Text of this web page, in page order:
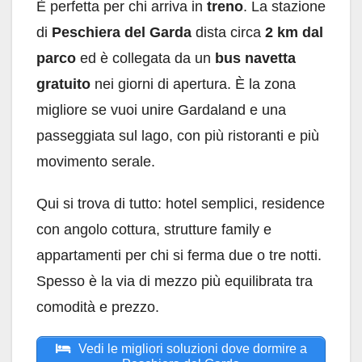
È perfetta per chi arriva in treno. La stazione
di Peschiera del Garda dista circa 2 km dal
parco ed è collegata da un bus navetta
gratuito nei giorni di apertura. È la zona
migliore se vuoi unire Gardaland e una
passeggiata sul lago, con più ristoranti e più
movimento serale.
Qui si trova di tutto: hotel semplici, residence
con angolo cottura, strutture family e
appartamenti per chi si ferma due o tre notti.
Spesso è la via di mezzo più equilibrata tra
comodità e prezzo.
Vedi le migliori soluzioni dove dormire a